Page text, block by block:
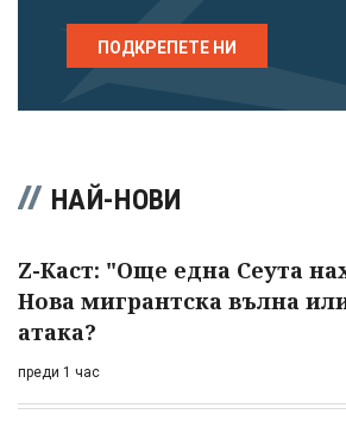
ПОДКРЕПЕТЕ НИ
НАЙ-НОВИ
Z-Каст: "Още една Сеута
Нова мигрантска вълна
атака?
преди 1 час